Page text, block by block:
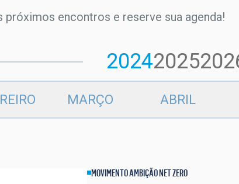
encontros e reserve sua agenda!
20242025
MARÇO ABRIL
MOVIMENTO AMBIÇÃO NET ZERO